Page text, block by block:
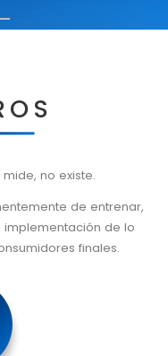
no existe.
de entrenar,
de lo
finales.